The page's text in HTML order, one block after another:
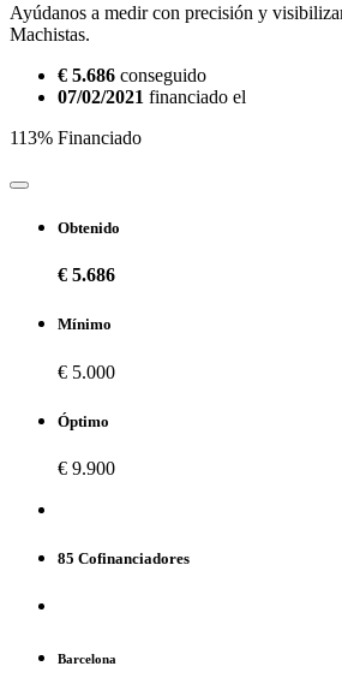
Ayúdanos a medir con precisión y
Machistas.
€ 5.686 conseguido
07/02/2021 financiado el
113% Financiado
Obtenido
€ 5.686
Mínimo
€ 5.000
Óptimo
€ 9.900
85 Cofinanciadores
Barcelona